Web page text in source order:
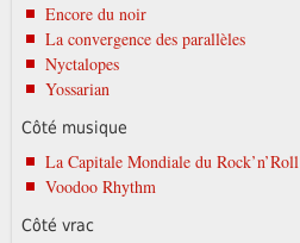
Encore du noir
La convergence des parallèles
Nyctalopes
Yossarian
Côté musique
La Capitale Mondiale du Rock’n’Roll
Voodoo Rhythm
Côté vrac